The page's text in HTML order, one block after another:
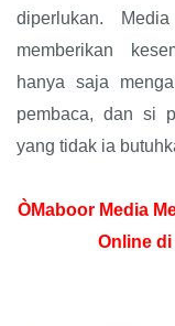
diperlukan.
memberikan
hanya saja
pembaca, dan si
yang tidak ia
ÒMaboor Media
Online